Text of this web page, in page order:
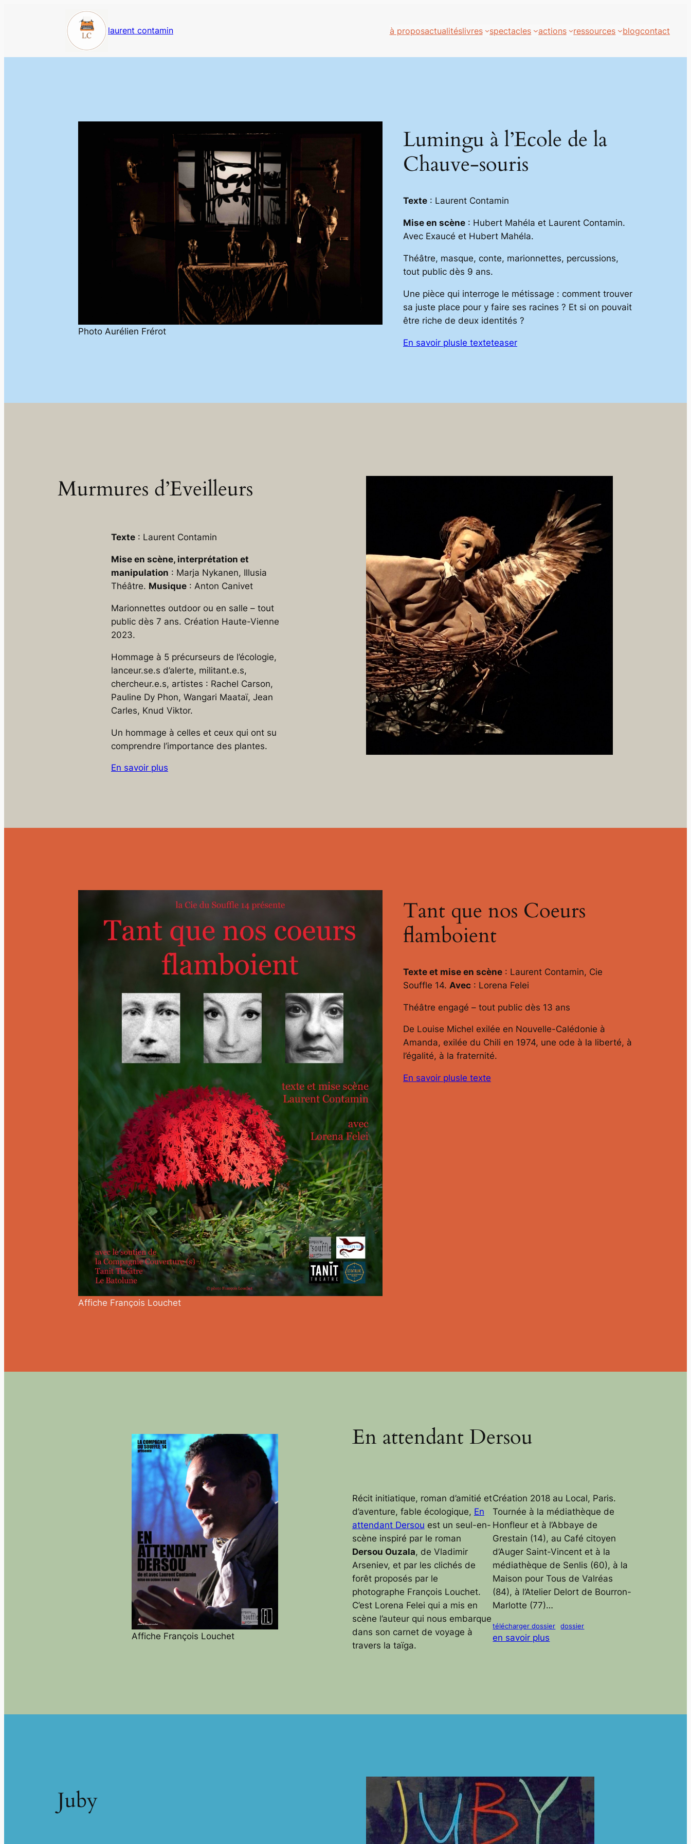
laurent contamin à proposactualitéslivres spectacles actions ressources blogcontact
Photo Aurélien Frérot
Lumingu à l’Ecole de la
Chauve-souris
Texte : Laurent Contamin
Mise en scène : Hubert Mahéla et Laurent Contamin.
Avec Exaucé et Hubert Mahéla.
Théâtre, masque, conte, marionnettes, percussions,
tout public dès 9 ans.
Une pièce qui interroge le métissage : comment trouver
sa juste place pour y faire ses racines ? Et si on pouvait
être riche de deux identités ?
En savoir plusle texteteaser
Murmures d’Eveilleurs
Texte : Laurent Contamin
Mise en scène, interprétation et
manipulation : Marja Nykanen, Illusia
Théâtre. Musique : Anton Canivet
Marionnettes outdoor ou en salle – tout
public dès 7 ans. Création Haute-Vienne
2023.
Hommage à 5 précurseurs de l’écologie,
lanceur.se.s d’alerte, militant.e.s,
chercheur.e.s, artistes : Rachel Carson,
Pauline Dy Phon, Wangari Maataï, Jean
Carles, Knud Viktor.
Un hommage à celles et ceux qui ont su
comprendre l’importance des plantes.
En savoir plus
Affiche François Louchet
Tant que nos Coeurs
flamboient
Texte et mise en scène : Laurent Contamin, Cie
Souffle 14. Avec : Lorena Felei
Théâtre engagé – tout public dès 13 ans
De Louise Michel exilée en Nouvelle-Calédonie à
Amanda, exilée du Chili en 1974, une ode à la liberté, à
l’égalité, à la fraternité.
En savoir plusle texte
Affiche François Louchet
En attendant Dersou
Récit initiatique, roman d’amitié et
d’aventure, fable écologique, En
attendant Dersou est un seul-en-
scène inspiré par le roman
Dersou Ouzala, de Vladimir
Arseniev, et par les clichés de
forêt proposés par le
photographe François Louchet.
C’est Lorena Felei qui a mis en
scène l’auteur qui nous embarque
dans son carnet de voyage à
travers la taïga.
Création 2018 au Local, Paris.
Tournée à la médiathèque de
Honfleur et à l’Abbaye de
Grestain (14), au Café citoyen
d’Auger Saint-Vincent et à la
médiathèque de Senlis (60), à la
Maison pour Tous de Valréas
(84), à l’Atelier Delort de Bourron-
Marlotte (77)…
télécharger dossier dossier
en savoir plus
Juby